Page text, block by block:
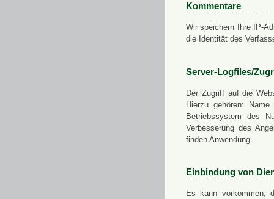
Kommentare
Wir speichern Ihre IP-
die Identität des
Server-Logfiles/
Der Zugriff auf die
Hierzu gehören:
Betriebssystem des
Verbesserung des
finden Anwendung.
Einbindung von
Es kann vorkommen,